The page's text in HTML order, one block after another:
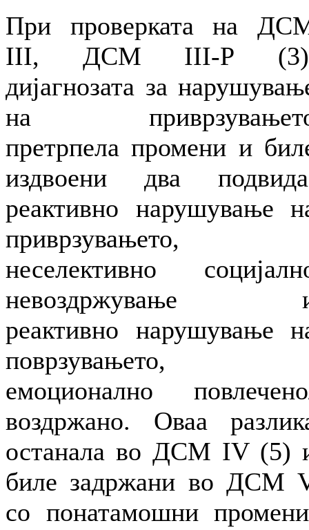
При проверката на
III, ДСМ III-Р
дијагнозата за
на
претрпела промени и
издвоени два
реактивно нарушување
приврзувањето,
неселективно
невоздржување
реактивно нарушување
поврзувањето,
емоционално
воздржано. Оваа
останала во ДСМ IV (5)
биле задржани во ДСМ
со понатамошни